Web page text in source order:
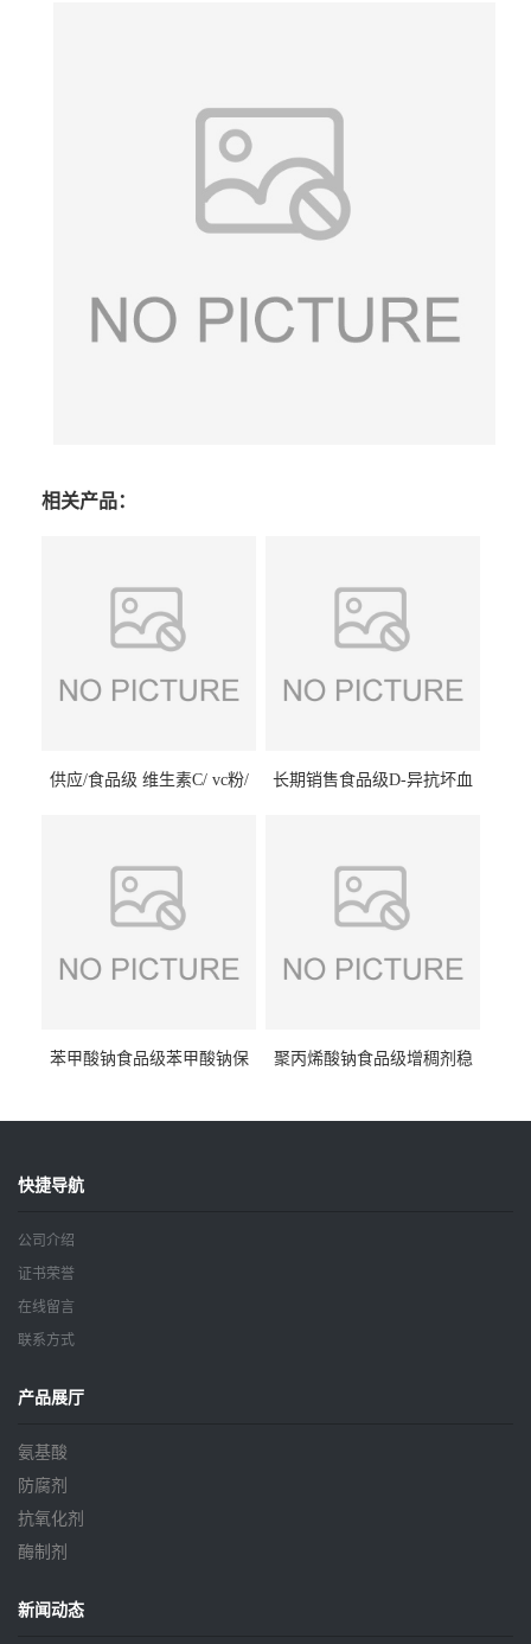
相关产品：
供应/食品级 维生素C/ vc粉/
长期销售食品级D-异抗坏血
苯甲酸钠食品级苯甲酸钠保
聚丙烯酸钠食品级增稠剂稳
快捷导航
公司介绍
证书荣誉
在线留言
联系方式
产品展厅
氨基酸
防腐剂
抗氧化剂
酶制剂
新闻动态